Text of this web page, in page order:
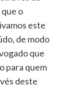
o
este
de modo
que
para quem
deste